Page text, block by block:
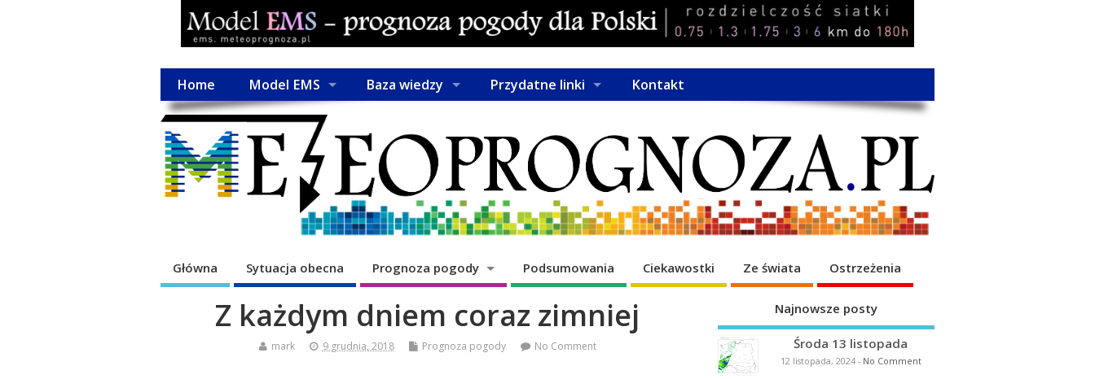
Home Model EMS Baza wiedzy Przydatne linki Kontakt
Główna Sytuacja obecna Prognoza pogody Podsumowania Ciekawostki Ze świata Ostrzeżenia
Z każdym dniem coraz zimniej
mark 9 grudnia, 2018 Prognoza pogody No Comment
Najnowsze posty
Środa 13 listopada
12 listopada, 2024- No Comment